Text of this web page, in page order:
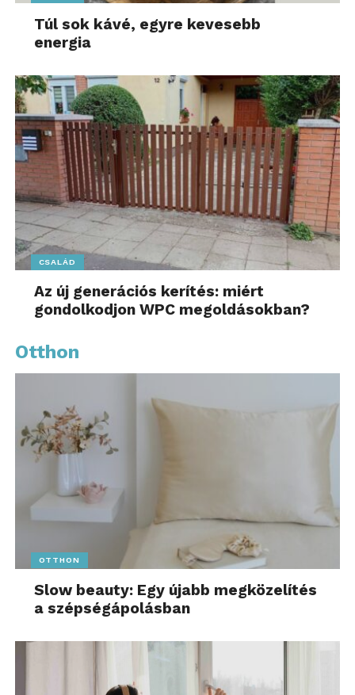
Túl sok kávé, egyre kevesebb
energia
CSALÁD
Az új generációs kerítés: miért
gondolkodjon WPC megoldásokban?
Otthon
OTTHON
Slow beauty: Egy újabb megközelítés
a szépségápolásban